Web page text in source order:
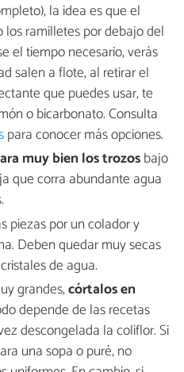
la idea es que el
ramilletes por debajo del
el tiempo necesario, verás
salen a flote, al retirar el
que puedes usar, te
o bicarbonato. Consulta
para conocer más opciones.
muy bien los trozosbajo
que corra abundante agua
piezas por un colador y
Deben quedar muy secas
de agua.
grandes,córtalos en
depende de las recetas
descongelada la coliflor. Si
una sopa o puré, no